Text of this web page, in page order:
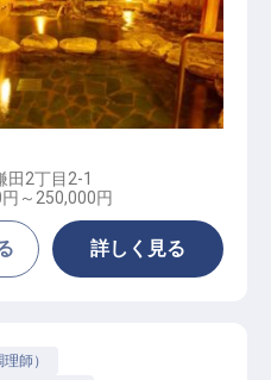
フ
田2丁目2-1
～ 250,000円
詳しく見る
師）